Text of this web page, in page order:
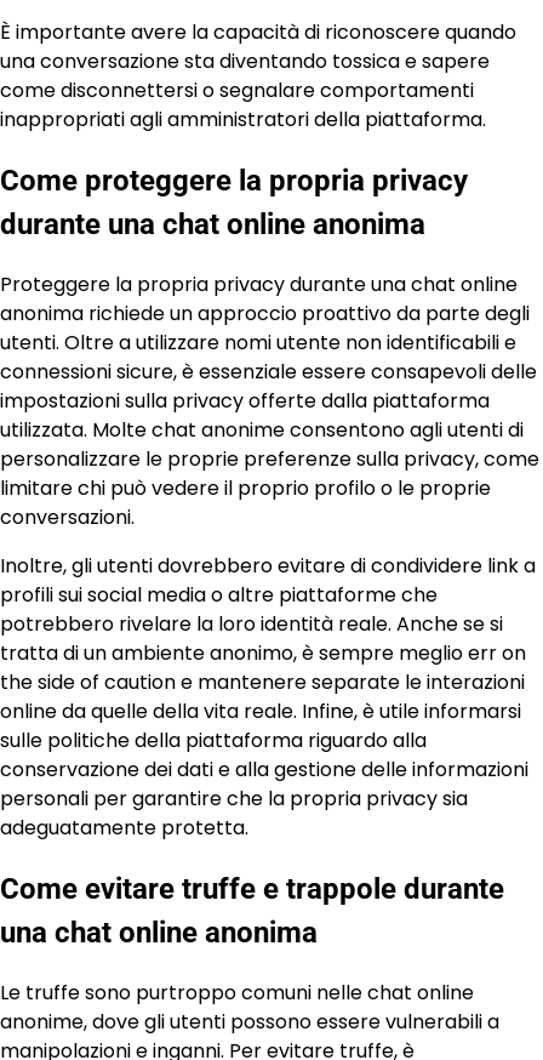
È importante avere la capacità di riconoscere quando
una conversazione sta diventando tossica e sapere
come disconnettersi o segnalare comportamenti
inappropriati agli amministratori della piattaforma.
Come proteggere la propria privacy
durante una chat online anonima
Proteggere la propria privacy durante una chat online
anonima richiede un approccio proattivo da parte degli
utenti. Oltre a utilizzare nomi utente non identificabili e
connessioni sicure, è essenziale essere consapevoli delle
impostazioni sulla privacy offerte dalla piattaforma
utilizzata. Molte chat anonime consentono agli utenti di
personalizzare le proprie preferenze sulla privacy, come
limitare chi può vedere il proprio profilo o le proprie
conversazioni.
Inoltre, gli utenti dovrebbero evitare di condividere link a
profili sui social media o altre piattaforme che
potrebbero rivelare la loro identità reale. Anche se si
tratta di un ambiente anonimo, è sempre meglio err on
the side of caution e mantenere separate le interazioni
online da quelle della vita reale. Infine, è utile informarsi
sulle politiche della piattaforma riguardo alla
conservazione dei dati e alla gestione delle informazioni
personali per garantire che la propria privacy sia
adeguatamente protetta.
Come evitare truffe e trappole durante
una chat online anonima
Le truffe sono purtroppo comuni nelle chat online
anonime, dove gli utenti possono essere vulnerabili a
manipolazioni e inganni. Per evitare truffe, è